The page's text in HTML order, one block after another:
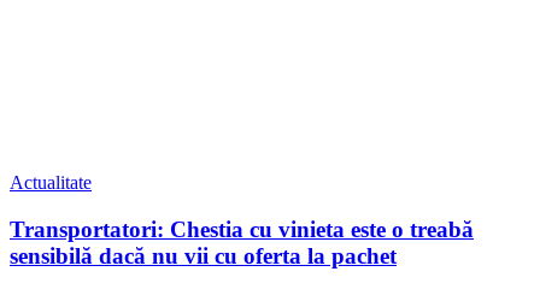
Actualitate
Transportatori: Chestia cu vinieta este o treabă
sensibilă dacă nu vii cu oferta la pachet